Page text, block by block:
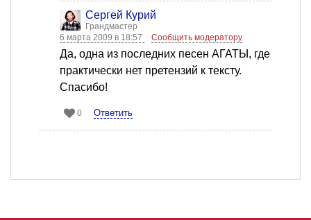
Сергей Курий
Грандмастер
6 марта 2009 в 18:57
Сообщить модератору
Да, одна из последних песен АГАТЫ, где
практически нет претензий к тексту.
Спасибо!
0 Ответить